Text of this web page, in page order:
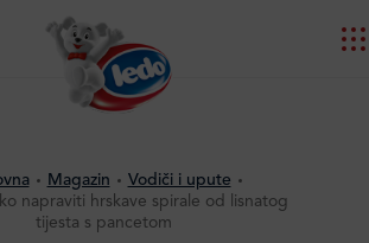
Magazin
Vodiči i upute
napraviti hrskave spirale od lisnatog
tijesta s pancetom